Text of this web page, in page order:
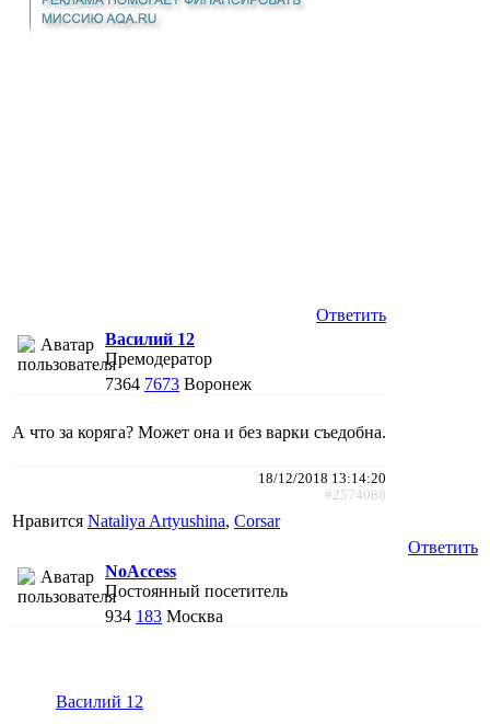
Ответить
Василий 12
Премодератор
7364 7673 Воронеж
А что за коряга? Может она и без варки съедобна.
18/12/2018 13:14:20
#2574088
Нравится Nataliya Artyushina, Corsar
Ответить
NoAccess
Постоянный посетитель
934 183 Москва
Василий 12